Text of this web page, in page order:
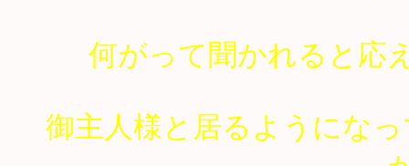
何がって聞かれると応
御主人様と居るようにな